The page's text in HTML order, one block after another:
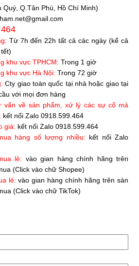
Quý, Q.Tân Phú, Hồ Chí Minh)
Từ 7h đến 22h tất cả các ngày (kể cả
khu vực TPHCM: Trong 1 giờ
khu vực Hà Nội: Trong 72 giờ
Cty giao toàn quốc tại nhà hoặc giao tại
với mọi đơn hàng
vấn về sản phẩm, xử lý các sự cố mà
kết nối Zalo 0918.599.464
giá: kết nối Zalo 0918.599.464
hàng số lượng nhiều: kết nối Zalo
lẻ: vào gian hàng chính hãng trên
(Click vào chữ Shopee)
lẻ: vào gian hàng chính hãng trên sàn
(Click vào chữ TikTok)